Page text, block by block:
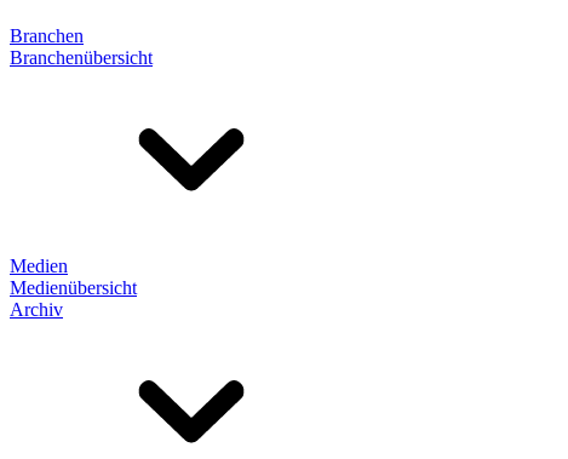
Branchen
Branchenübersicht
Medien
Medienübersicht
Archiv